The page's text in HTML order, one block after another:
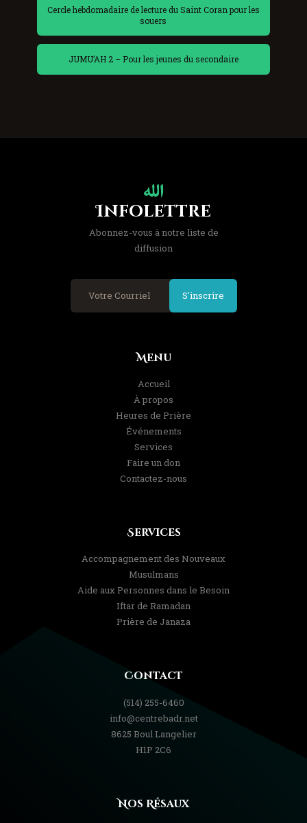
Cercle hebdomadaire de lecture du Saint Coran pour les
souers
JUMU’AH 2 – Pour les jeunes du secondaire
Infolettre
Abonnez-vous à notre liste de
diffusion
S'inscrire
Menu
Accueil
À propos
Heures de Prière
Événements
Services
Faire un don
Contactez-nous
Services
Accompagnement des Nouveaux
Musulmans
Aide aux Personnes dans le Besoin
Iftar de Ramadan
Prière de Janaza
Contact
(514) 255-6460
info@centrebadr.net
8625 Boul Langelier
H1P 2C6
Nos Résaux